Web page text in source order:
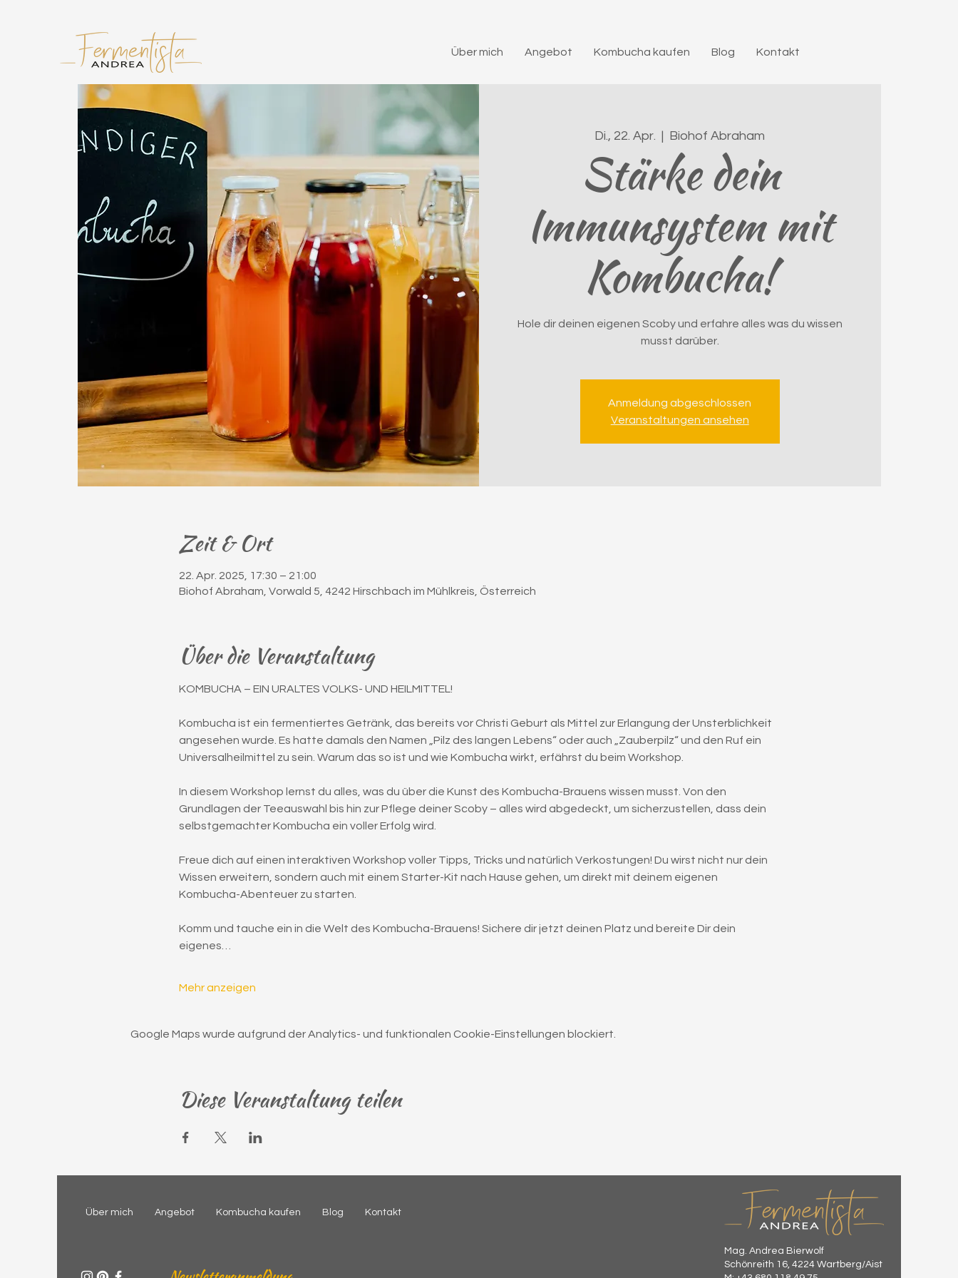
Über mich Angebot Kombucha kaufen Blog Kontakt
Di., 22. Apr.
  |
Biohof Abraham
Stärke dein
Immunsystem mit
Kombucha!
Hole dir deinen eigenen Scoby und erfahre alles was du wissen
musst darüber.
Anmeldung abgeschlossen
Veranstaltungen ansehen
Zeit & Ort
22. Apr. 2025, 17:30 – 21:00
Biohof Abraham, Vorwald 5, 4242 Hirschbach im Mühlkreis, Österreich
Über die Veranstaltung
KOMBUCHA – EIN URALTES VOLKS- UND HEILMITTEL!
Kombucha ist ein fermentiertes Getränk, das bereits vor Christi Geburt als Mittel zur Erlangung der Unsterblichkeit
angesehen wurde. Es hatte damals den Namen „Pilz des langen Lebens“ oder auch „Zauberpilz“ und den Ruf ein
Universalheilmittel zu sein. Warum das so ist und wie Kombucha wirkt, erfährst du beim Workshop.
In diesem Workshop lernst du alles, was du über die Kunst des Kombucha-Brauens wissen musst. Von den
Grundlagen der Teeauswahl bis hin zur Pflege deiner Scoby – alles wird abgedeckt, um sicherzustellen, dass dein
selbstgemachter Kombucha ein voller Erfolg wird.
Freue dich auf einen interaktiven Workshop voller Tipps, Tricks und natürlich Verkostungen! Du wirst nicht nur dein
Wissen erweitern, sondern auch mit einem Starter-Kit nach Hause gehen, um direkt mit deinem eigenen
Kombucha-Abenteuer zu starten.
Komm und tauche ein in die Welt des Kombucha-Brauens! Sichere dir jetzt deinen Platz und bereite Dir dein
eigenes…
Mehr anzeigen
Google Maps wurde aufgrund der Analytics- und funktionalen Cookie-Einstellungen blockiert.
Diese Veranstaltung teilen
Über mich Angebot Kombucha kaufen Blog Kontakt
Mag. Andrea Bierwolf
Schönreith 16, 4224 Wartberg/Aist